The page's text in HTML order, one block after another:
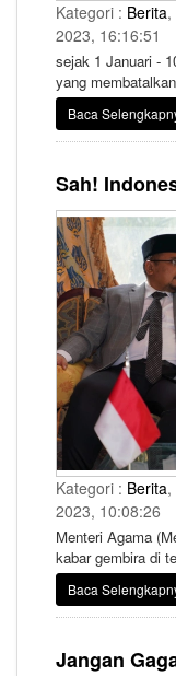
Kategori : Berita,
2023, 16:16:51
sejak 1 Januari -
yang
awalnya.
Baca
Kategori : Berita,
2023, 10:08:26
Menteri Agama
kabar gembira di
Baca